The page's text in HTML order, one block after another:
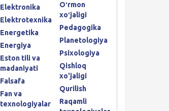
Elektronika
Elektrotexnika
Energetika
Energiya
Eston tili va
madaniyati
Falsafa
Fan va
texnologiyalar
Oʻrmon
xoʻjaligi
Pedagogika
Planetologiya
Psixologiya
Qishloq
xo'jaligi
Qurilish
Raqamli